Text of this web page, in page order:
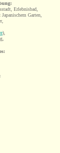
Erlebnisbad,
Garten,
),